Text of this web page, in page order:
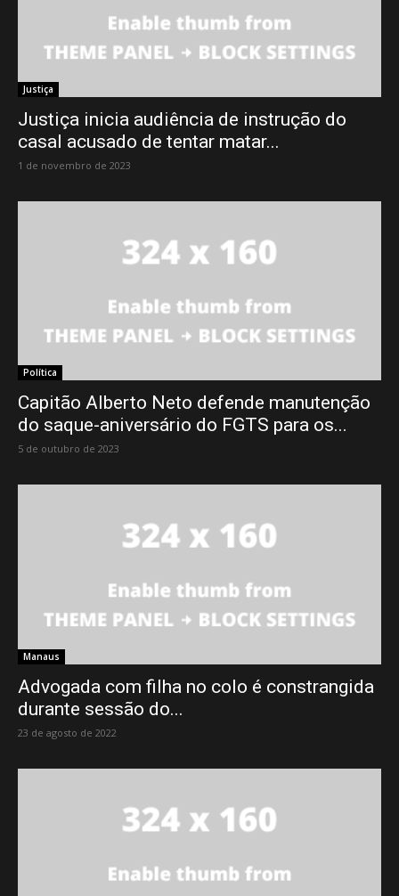
Justiça
Justiça inicia audiência de instrução do
casal acusado de tentar matar...
1 de novembro de 2023
Política
Capitão Alberto Neto defende manutenção
do saque-aniversário do FGTS para os...
5 de outubro de 2023
Manaus
Advogada com filha no colo é constrangida
durante sessão do...
23 de agosto de 2022